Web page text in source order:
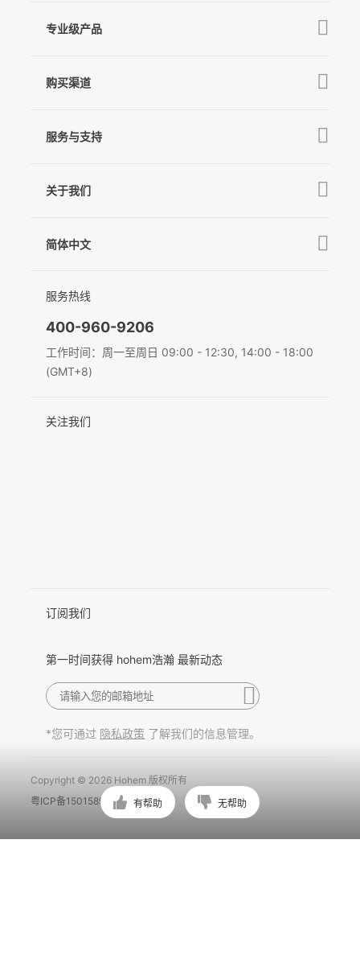
有帮助 无帮助
V3
V2s
GO
专业级产品
MT2
购买渠道
线下门店
服务与支持
相机兼容性查询
关于我们
联系我们
简体中文
Deutsch
日本語
服务热线
400-960-9206
工作时间：周一至周日 09:00 - 12:30, 14:00 - 18:00
(GMT+8)
关注我们
订阅我们
第一时间获得 hohem浩瀚 最新动态
*您可通过 隐私政策 了解我们的信息管理。
Copyright © 2026 Hohem 版权所有
粤ICP备15015897号